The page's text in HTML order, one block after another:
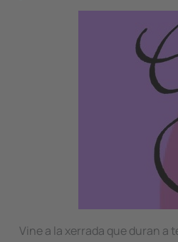
Vine a la xerrada que duran a